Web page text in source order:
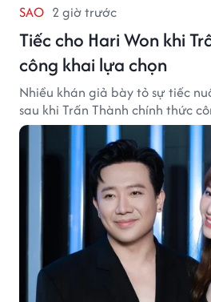
SAO 2 giờ trước
Tiếc cho Hari Won khi
công khai lựa chọn
Nhiều khán giả bày tỏ sự tiếc
sau khi Trấn Thành chính thức